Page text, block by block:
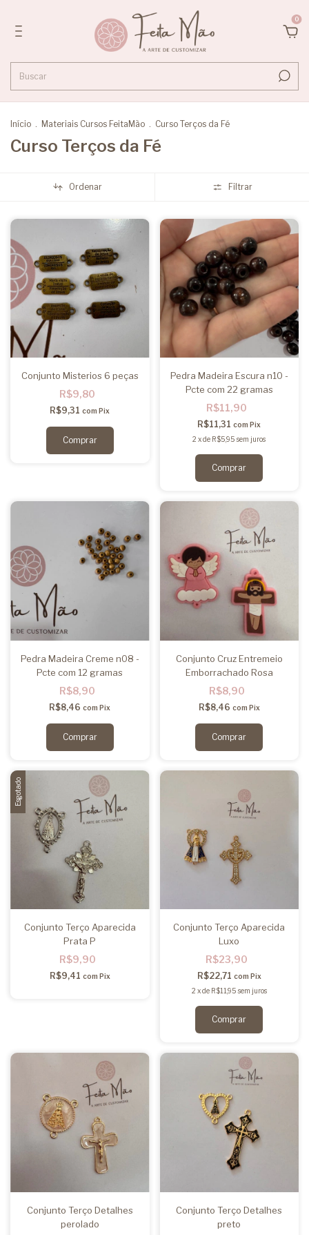
0
Início . Materiais Cursos FeitaMão . Curso Terços da Fé
Curso Terços da Fé
Ordenar Filtrar
Conjunto Misterios 6 peças
R$9,80
R$9,31com Pix
Pedra Madeira Escura n10 -
Pcte com 22 gramas
R$11,90
R$11,31com Pix
2 xde R$5,95 sem juros
Pedra Madeira Creme n08 -
Pcte com 12 gramas
R$8,90
R$8,46com Pix
Conjunto Cruz Entremeio
Emborrachado Rosa
R$8,90
R$8,46 com Pix
Esgotado
Conjunto Terço Aparecida
Prata P
R$9,90
R$9,41 com Pix
Conjunto Terço Aparecida
Luxo
R$23,90
R$22,71 com Pix
2 xde R$11,95 sem juros
Conjunto Terço Detalhes
perolado
Conjunto Terço Detalhes
preto